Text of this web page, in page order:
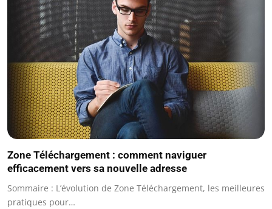
Zone Téléchargement : comment naviguer
efficacement vers sa nouvelle adresse
Sommaire : L’évolution de Zone Téléchargement, les meilleures
pratiques pour…